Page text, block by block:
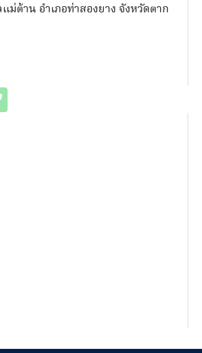
ม่ต้าน อำเภอท่าสองยาง จังหวัดตาก